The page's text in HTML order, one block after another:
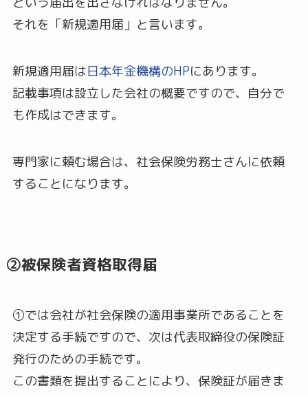
それを「新規適用届」と言います。
新規適用届は日本年金機構のHPにあります。
記載事項は設立した会社の概要ですので、自分で
も作成はできます。
専門家に頼む場合は、社会保険労務士さんに依頼
することになります。
②被保険者資格取得届
①では会社が社会保険の適用事業所であることを
決定する手続ですので、次は代表取締役の保険証
発行のための手続です。
この書類を提出することにより、保険証が届きま